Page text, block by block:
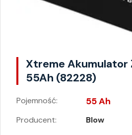
Xtreme Akumulator
55Ah (82228)
Pojemność: 55 Ah
Producent: Blow